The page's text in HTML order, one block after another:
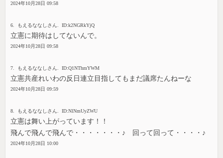
2024年10月28日 09:58
6. もえるななしさん. ID:k2NGRkYjQ
立憲に期待はしてないんで。
2024年10月28日 09:58
7. もえるななしさん. ID:Q1NThmYWM
立憲共産れいわの反日連立目指してもまだ議席たんねーな
2024年10月28日 09:59
8. もえるななしさん. ID:NlNmUyZWU
立憲は舞い上がっています！！
飛んで飛んで飛んで・・・・・・・♪ 回って回って・・・・♪
2024年10月28日 10:00